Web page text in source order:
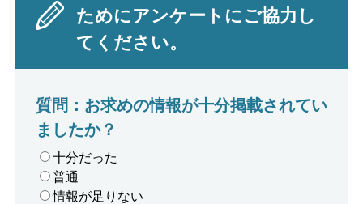
ためにアンケートにご協力し
てください。
質問：お求めの情報が十分掲載されてい
ましたか？
十分だった
普通
情報が足りない